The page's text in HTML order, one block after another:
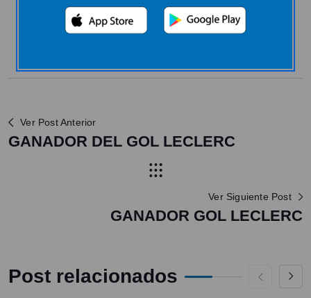
Ver Post Anterior
GANADOR DEL GOL LECLERC
Ver Siguiente Post
GANADOR GOL LECLERC
Post relacionados